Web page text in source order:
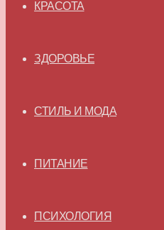
КРАСОТА
ЗДОРОВЬЕ
СТИЛЬ И МОДА
ПИТАНИЕ
ПСИХОЛОГИЯ